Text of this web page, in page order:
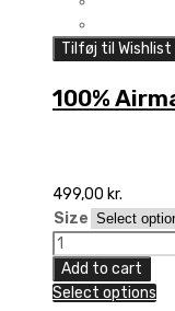
Tilføj til Wishlist
100%
499,00 kr.
Size
100%
Airmatic
HONOR
Add to cart
Select options